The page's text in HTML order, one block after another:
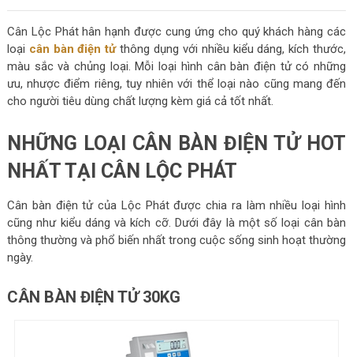
Cân Lộc Phát hân hạnh được cung ứng cho quý khách hàng các
loại cân bàn điện tửthông dụng với nhiều kiểu dáng, kích thước,
màu sắc và chủng loại. Mỗi loại hình cân bàn điện tử có những
ưu, nhược điểm riêng, tuy nhiên với thể loại nào cũng mang đến
cho người tiêu dùng chất lượng kèm giá cả tốt nhất.
NHỮNG LOẠI CÂN BÀN ĐIỆN TỬ HOT
NHẤT TẠI CÂN LỘC PHÁT
Cân bàn điện tử của Lộc Phát được chia ra làm nhiều loại hình
cũng như kiểu dáng và kích cỡ. Dưới đây là một số loại cân bàn
thông thường và phổ biến nhất trong cuộc sống sinh hoạt thường
ngày.
CÂN BÀN ĐIỆN TỬ 30KG